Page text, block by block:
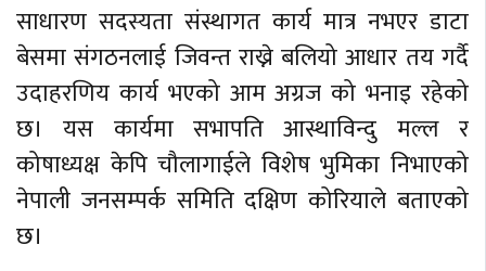
साधारण सदस्यता संस्थागत कार्य मात्र नभएर डाटा
बेसमा संगठनलाई जिवन्त राख्ने बलियो आधार तय गर्दै
उदाहरणिय कार्य भएको आम अग्रज को भनाइ रहेको
छ। यस कार्यमा सभापति आस्थाविन्दु मल्ल र
कोषाध्यक्ष केपि चौलागाईले विशेष भुमिका निभाएको
नेपाली जनसम्पर्क समिति दक्षिण कोरियाले बताएको
छ।